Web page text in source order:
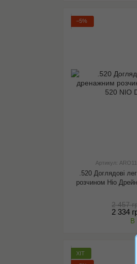
−5%
Артикул:
.520 Доглядові
розчином Ніо
2 457
2 334
В
ХІТ